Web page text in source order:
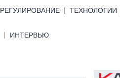
РЕГУЛИРОВАНИЕ ТЕХНОЛОГИИ
ИНТЕРВЬЮ